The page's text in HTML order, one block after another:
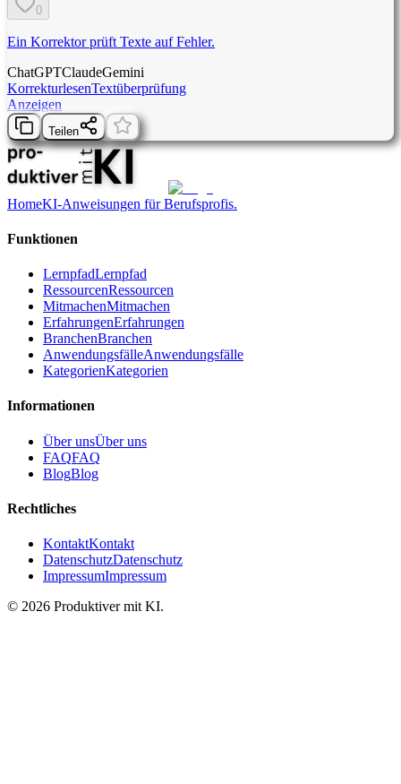
0
Ein Korrektor prüft Texte auf Fehler.
ChatGPTClaudeGemini
KorrekturlesenTextüberprüfung
Anzeigen
Teilen
HomeKI-Anweisungen für Berufsprofis.
Funktionen
LernpfadLernpfad
RessourcenRessourcen
MitmachenMitmachen
ErfahrungenErfahrungen
BranchenBranchen
AnwendungsfälleAnwendungsfälle
KategorienKategorien
Informationen
Über unsÜber uns
FAQFAQ
BlogBlog
Rechtliches
KontaktKontakt
DatenschutzDatenschutz
ImpressumImpressum
© 2026 Produktiver mit KI.